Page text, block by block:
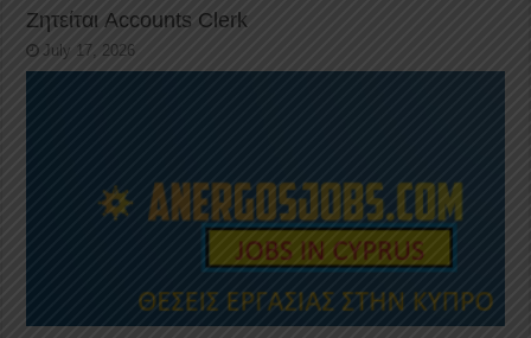
Ζητείται Accounts Clerk
July 17, 2026